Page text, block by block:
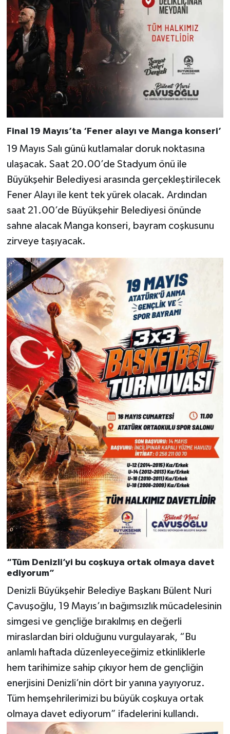
Final 19 Mayıs’ta ‘Fener alayı ve Manga konseri’
19 Mayıs Salı günü kutlamalar doruk noktasına
ulaşacak. Saat 20.00’de Stadyum önü ile
Büyükşehir Belediyesi arasında gerçekleştirilecek
Fener Alayı ile kent tek yürek olacak. Ardından
saat 21.00’de Büyükşehir Belediyesi önünde
sahne alacak Manga konseri, bayram coşkusunu
zirveye taşıyacak.
“Tüm Denizli’yi bu coşkuya ortak olmaya davet
ediyorum”
Denizli Büyükşehir Belediye Başkanı Bülent Nuri
Çavuşoğlu, 19 Mayıs’ın bağımsızlık mücadelesinin
simgesi ve gençliğe bırakılmış en değerli
miraslardan biri olduğunu vurgulayarak, “Bu
anlamlı haftada düzenleyeceğimiz etkinliklerle
hem tarihimize sahip çıkıyor hem de gençliğin
enerjisini Denizli’nin dört bir yanına yayıyoruz.
Tüm hemşehrilerimizi bu büyük coşkuya ortak
olmaya davet ediyorum” ifadelerini kullandı.